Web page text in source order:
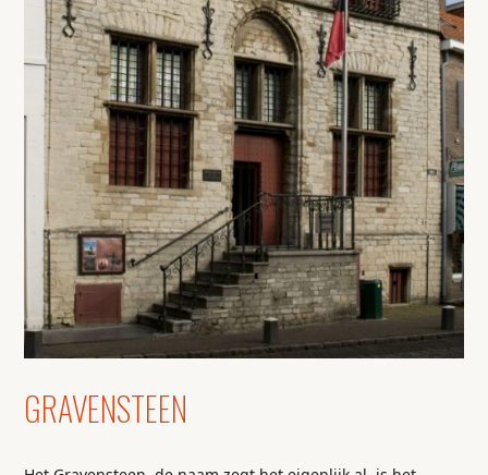
GRAVENSTEEN